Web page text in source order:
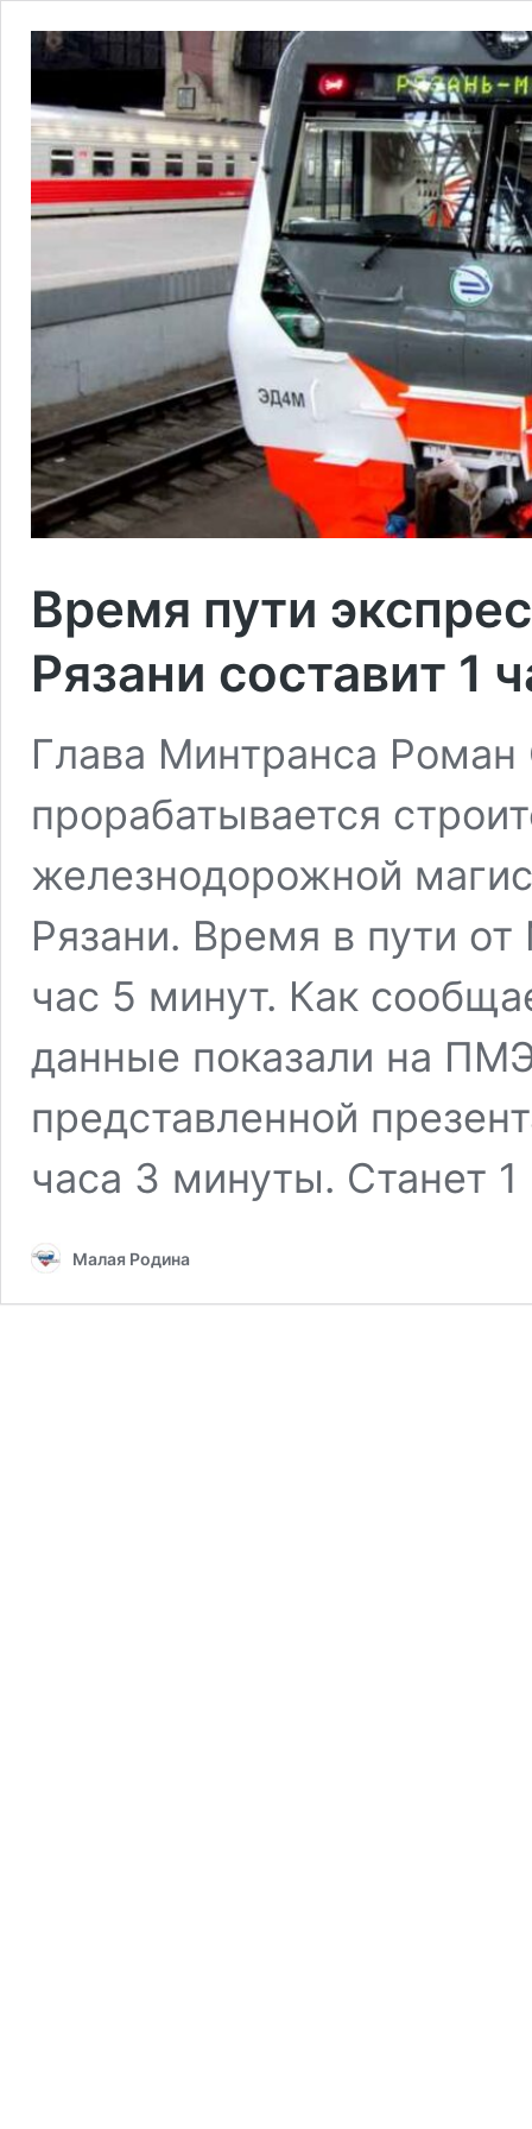
Время пути
Рязани составит 1
Глава Минтранса
прорабатывается
железнодорожной
Рязани. Время в пути
час 5 минут. Как
данные показали на
представленной
часа 3 минуты. Станет
Малая Родина